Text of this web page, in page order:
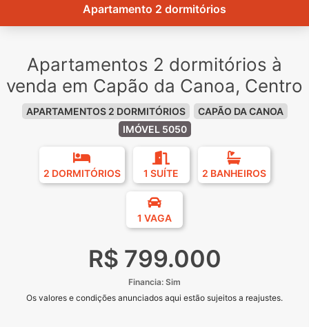
Apartamento 2 dormitórios
Apartamentos 2 dormitórios à
venda em Capão da Canoa, Centro
APARTAMENTOS 2 DORMITÓRIOS
CAPÃO DA CANOA
IMÓVEL 5050
2 DORMITÓRIOS 1 SUÍTE 2 BANHEIROS
1 VAGA
R$ 799.000
Financia: Sim
Os valores e condições anunciados aqui estão sujeitos a reajustes.